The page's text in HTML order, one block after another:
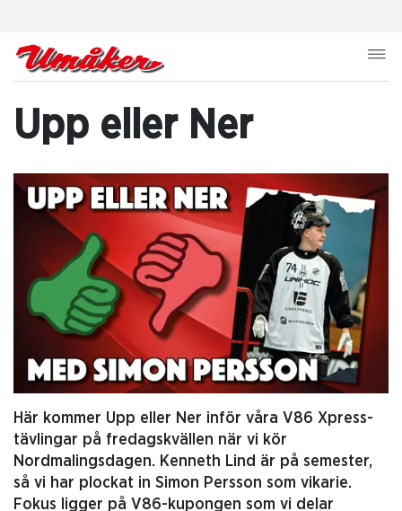
Upp eller Ner
Här kommer Upp eller Ner inför våra V86 Xpress-
tävlingar på fredagskvällen när vi kör
Nordmalingsdagen. Kenneth Lind är på semester,
så vi har plockat in Simon Persson som vikarie.
Fokus ligger på V86-kupongen som vi delar